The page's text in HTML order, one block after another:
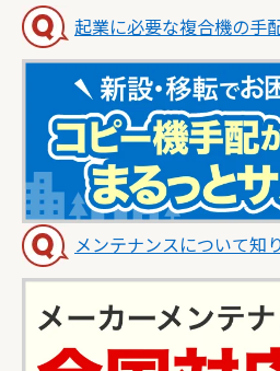
起業に必要な複合機の手
メンテナンスについて知